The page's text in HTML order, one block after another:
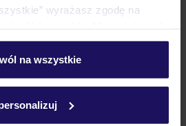
wyrażasz zgodę na
wchodząc w zakładkę
o plikach cookie znajdziesz
na wszystkie